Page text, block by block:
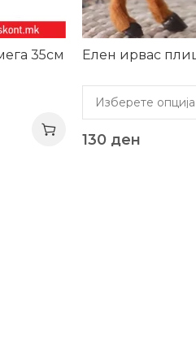
35см Елен ирвас
130 ден